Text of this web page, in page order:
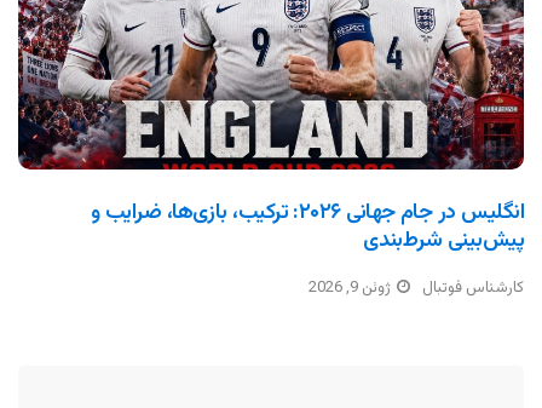
انگلیس در جام جهانی ۲۰۲۶: ترکیب، بازی‌ها، ضرایب و
پیش‌بینی شرط‌بندی
کارشناس فوتبال ژوئن 9, 2026